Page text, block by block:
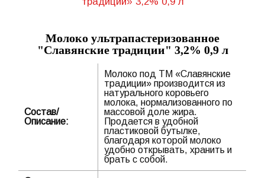
Молоко ультрапастеризованное
"Славянские традиции" 3,2% 0,9 л
Состав/
Описание:
Молоко под ТМ «Славянские
традиции» производится из
натурального коровьего
молока, нормализованного по
массовой доле жира.
Продается в удобной
пластиковой бутылке,
благодаря которой молоко
удобно открывать, хранить и
брать с собой.